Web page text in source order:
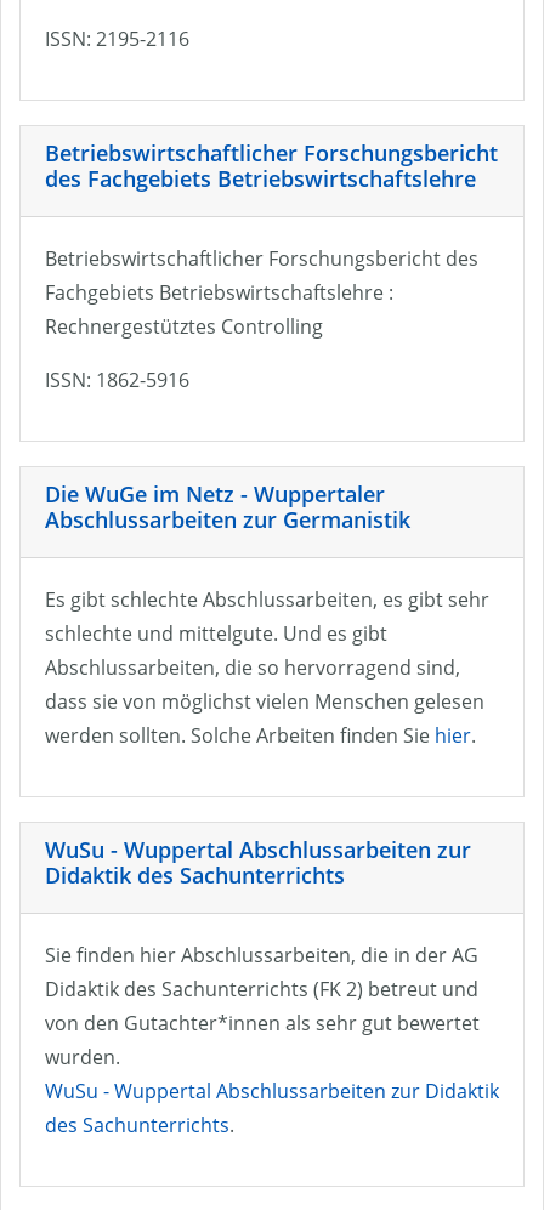
ISSN: 2195-2116
Betriebswirtschaftlicher Forschungsbericht
des Fachgebiets Betriebswirtschaftslehre
Betriebswirtschaftlicher Forschungsbericht des
Fachgebiets Betriebswirtschaftslehre :
Rechnergestütztes Controlling
ISSN: 1862-5916
Die WuGe im Netz - Wuppertaler
Abschlussarbeiten zur Germanistik
Es gibt schlechte Abschlussarbeiten, es gibt sehr
schlechte und mittelgute. Und es gibt
Abschlussarbeiten, die so hervorragend sind,
dass sie von möglichst vielen Menschen gelesen
werden sollten. Solche Arbeiten finden Sie hier.
WuSu - Wuppertal Abschlussarbeiten zur
Didaktik des Sachunterrichts
Sie finden hier Abschlussarbeiten, die in der AG
Didaktik des Sachunterrichts (FK 2) betreut und
von den Gutachter*innen als sehr gut bewertet
wurden.
WuSu - Wuppertal Abschlussarbeiten zur Didaktik
des Sachunterrichts.